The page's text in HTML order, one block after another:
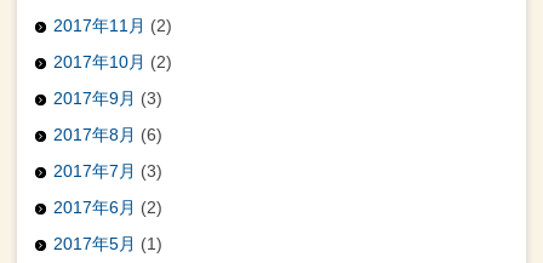
2017年11月 (2)
2017年10月 (2)
2017年9月 (3)
2017年8月 (6)
2017年7月 (3)
2017年6月 (2)
2017年5月 (1)